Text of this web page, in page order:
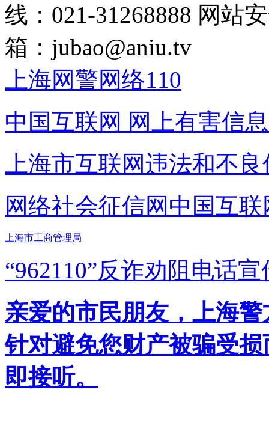
线：021-31268888 网站
箱： jubao@aniu.tv
上海网警网络110
中国互联网 网上有害信
上海市互联网违法和不
网络社会征信网 中国互
上海市工商管理局
“962110”反诈劝阻电话宣
亲爱的市民朋友，上海
针对避免您财产被骗受
即接听。